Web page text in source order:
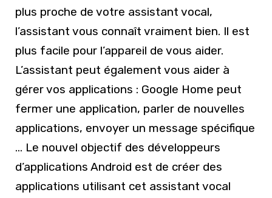
plus proche de votre assistant vocal,
l’assistant vous connaît vraiment bien. Il est
plus facile pour l’appareil de vous aider.
L’assistant peut également vous aider à
gérer vos applications : Google Home peut
fermer une application, parler de nouvelles
applications, envoyer un message spécifique
… Le nouvel objectif des développeurs
d’applications Android est de créer des
applications utilisant cet assistant vocal